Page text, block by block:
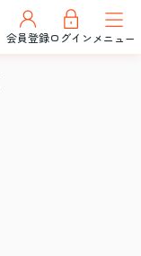
会員登録ログインメニュー